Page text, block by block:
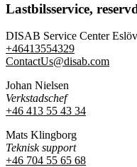
Lastbilsservice,
DISAB Service Center Eslöv
+46413554329
ContactUs@disab.com
Johan Nielsen
Verkstadschef
+46 413 55 43 34
Mats Klingborg
Teknisk support
+46 704 55 65 68